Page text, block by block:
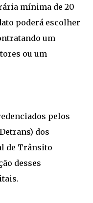
mínima de 20
poderá escolher
um
ou um
pelos
dos
de Trânsito
desses